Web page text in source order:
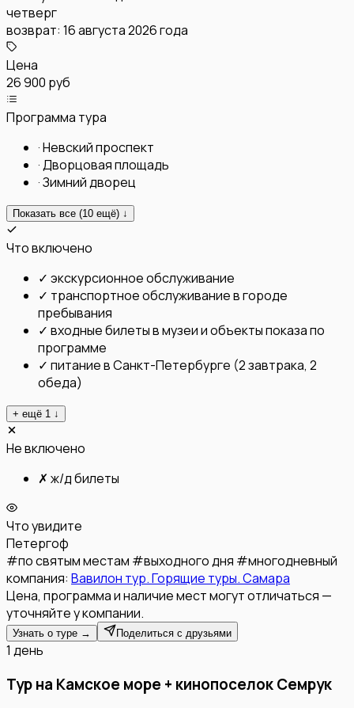
четверг
возврат: 16 августа 2026 года
Цена
26 900 руб
Программа тура
·Невский проспект
·Дворцовая площадь
·Зимний дворец
Показать все (10 ещё) ↓
Что включено
✓ экскурсионное обслуживание
✓ транспортное обслуживание в городе
пребывания
✓ входные билеты в музеи и объекты показа по
программе
✓ питание в Санкт-Петербурге (2 завтрака, 2
обеда)
+ ещё 1 ↓
Не включено
✗ ж/д билеты
Что увидите
Петергоф
#по святым местам #выходного дня #многодневный
компания: Вавилон тур. Горящие туры. Самара
Цена, программа и наличие мест могут отличаться —
уточняйте у компании.
Узнать о туре → Поделиться с друзьями
1 день
Тур на Камское море + кинопоселок Семрук